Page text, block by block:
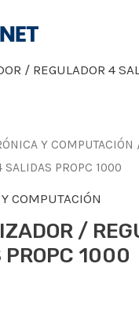
Y COMPUTACIÓN
SALIDAS PROPC 1000
COMPUTACIÓN
/
PROPC 1000